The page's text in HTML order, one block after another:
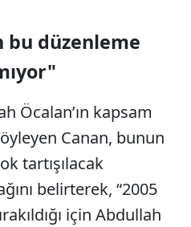
bu düzenleme
Öcalan’ın kapsam
söyleyen Canan, bunun
tartışılacak
belirterek, “2005
için Abdullah